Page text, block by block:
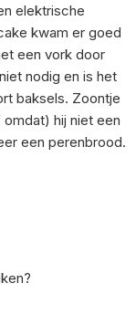
elektrische
kwam er goed
een vork door
nodig en is het
baksels. Zoontje
hij niet een
een perenbrood.